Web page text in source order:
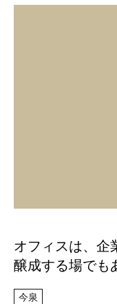
オフィスは、企
醸成する場でも
今泉